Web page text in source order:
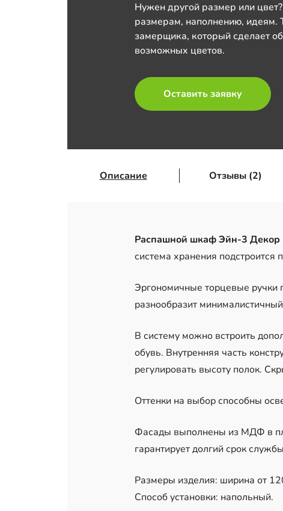
Нужен другой размер или
размерам, наполнению,
замерщика, который сделает
возможных цветов.
Оставить заявку
Описание Отзывы (2)
Распашной шкаф Эйн-3 Декор
система хранения подстроится
Эргономичные торцевые ручки
разнообразит
В систему можно встроить
обувь. Внутренняя часть
регулировать высоту полок.
Оттенки на выбор способны
Фасады выполнены из МДФ в
гарантирует долгий срок
Размеры изделия: ширина от
Способ установки: напольный.